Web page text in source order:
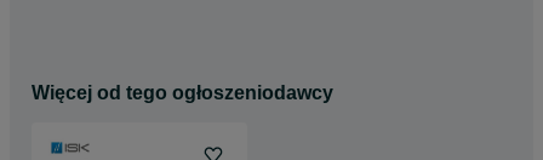
Więcej od tego ogłoszeniodawcy